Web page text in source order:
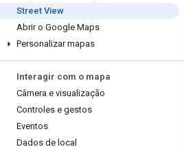
Street View
Abrir o Google Maps
Personalizar mapas
Interagir com o mapa
Câmera e visualização
Controles e gestos
Eventos
Dados de local